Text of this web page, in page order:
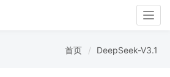
首页 DeepSeek-V3.1